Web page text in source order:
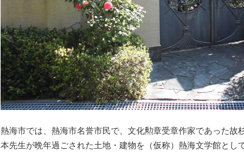
熱海市では、熱海市名誉市民で、文化勲章受章作家であった故
本先生が晩年過ごされた土地・建物を（仮称）熱海文学館とし